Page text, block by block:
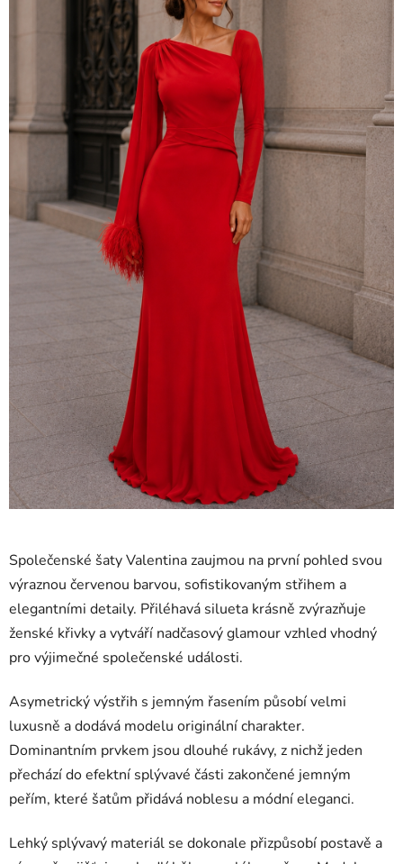
Společenské šaty Valentina zaujmou na první pohled svou
výraznou červenou barvou, sofistikovaným střihem a
elegantními detaily. Přiléhavá silueta krásně zvýrazňuje
ženské křivky a vytváří nadčasový glamour vzhled vhodný
pro výjimečné společenské události.
Asymetrický výstřih s jemným řasením působí velmi
luxusně a dodává modelu originální charakter.
Dominantním prvkem jsou dlouhé rukávy, z nichž jeden
přechází do efektní splývavé části zakončené jemným
peřím, které šatům přidává noblesu a módní eleganci.
Lehký splývavý materiál se dokonale přizpůsobí postavě a